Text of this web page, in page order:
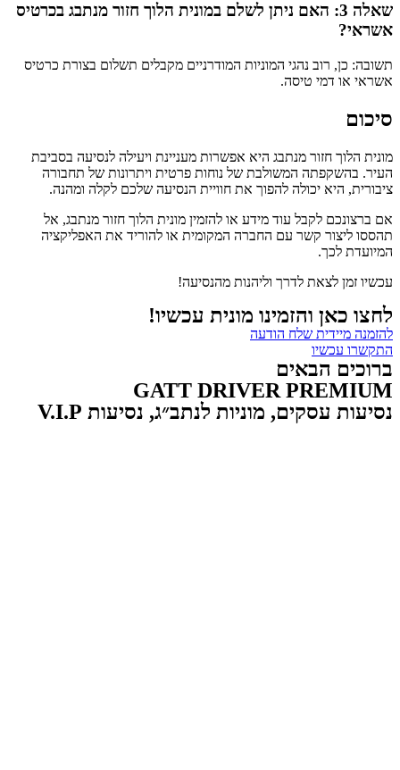
שאלה 3: האם ניתן לשלם במונית הלוך חזור מנתבג בכרטיס
אשראי?
תשובה: כן, רוב נהגי המוניות המודרניים מקבלים תשלום בצורת כרטיס
אשראי או דמי טיסה.
סיכום
מונית הלוך חזור מנתבג היא אפשרות מעניינת ויעילה לנסיעה בסביבת
העיר. בהשקפתה המשולבת של נוחות פרטית ויתרונות של תחבורה
ציבורית, היא יכולה להפוך את חוויית הנסיעה שלכם לקלה ומהנה.
אם ברצונכם לקבל עוד מידע או להזמין מונית הלוך חזור מנתבג, אל
תהססו ליצור קשר עם החברה המקומית או להוריד את האפליקציה
המיועדת לכך.
עכשיו זמן לצאת לדרך וליהנות מהנסיעה!
לחצו כאן והזמינו מונית עכשיו!
להזמנה מיידית שלח הודעה
התקשרו עכשיו
ברוכים הבאים
GATT DRIVER PREMIUM
נסיעות עסקים, מוניות לנתב״ג, נסיעות V.I.P